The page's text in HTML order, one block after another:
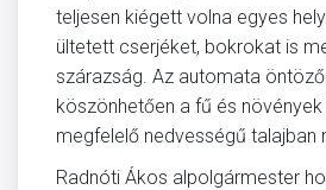
teljesen kiégett volna egyes
ültetett cserjéket, bokrokat is
szárazság. Az automata
köszönhetően a fű és
megfelelő nedvességű talajban
Radnóti Ákos alpolgármester